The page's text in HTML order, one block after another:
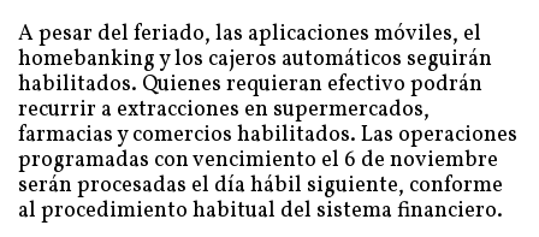
A pesar del feriado, las aplicaciones móviles, el
homebanking y los cajeros automáticos seguirán
habilitados. Quienes requieran efectivo podrán
recurrir a extracciones en supermercados,
farmacias y comercios habilitados. Las operaciones
programadas con vencimiento el 6 de noviembre
serán procesadas el día hábil siguiente, conforme
al procedimiento habitual del sistema financiero.